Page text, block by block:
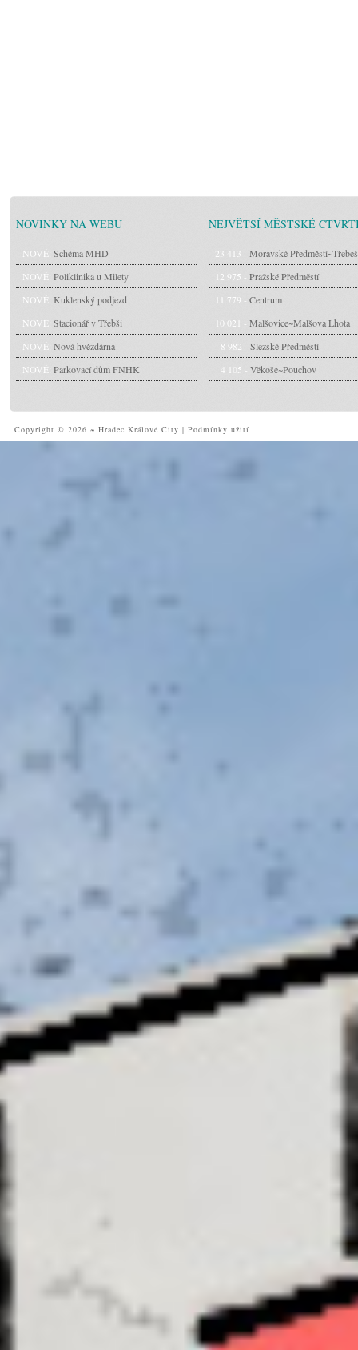
NOVINKY NA WEBU
NOVÉ: Schéma MHD
NOVÉ: Poliklinika u Milety
NOVÉ: Kuklenský podjezd
NOVÉ: Stacionář v Třebši
NOVÉ: Nová hvězdárna
NOVÉ: Parkovací dům FNHK
NEJVĚTŠÍ MĚSTSKÉ
23 413 - Moravské Předměstí~Třebeš
12 975 - Pražské Předměstí
11 779 - Centrum
10 021 - Malšovice~Malšova Lhota
8 982 - Slezské Předměstí
4 105 - Věkoše~Pouchov
Copyright © 2026 ~ Hradec Králové City | Podmínky užití